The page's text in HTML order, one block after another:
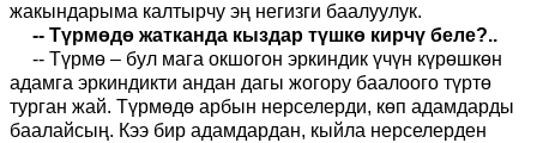
жакындарыма калтырчу эң негизги баалуулук.
-- Түрмөдө жатканда кыздар түшкө кирчү беле?..
-- Түрмө – бул мага окшогон эркиндик үчүн күрөшкөн
адамга эркиндикти андан дагы жогору баалоого түртө
турган жай. Түрмөдө арбын нерселерди, көп адамдарды
баалайсың. Кээ бир адамдардан, кыйла нерселерден